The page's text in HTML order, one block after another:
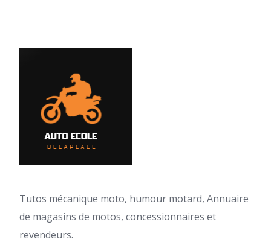
Tutos mécanique moto, humour motard, Annuaire
de magasins de motos, concessionnaires et
revendeurs.